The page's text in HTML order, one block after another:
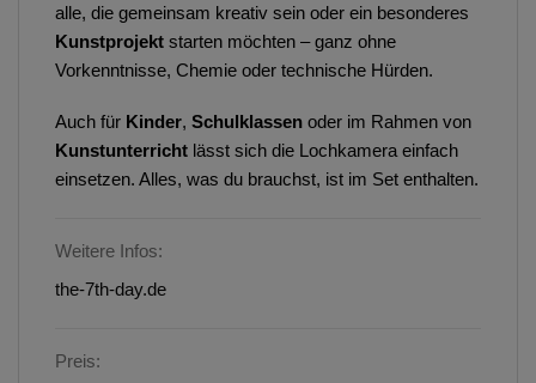
alle, die gemeinsam kreativ sein oder ein besonderes
Kunstprojekt starten möchten – ganz ohne
Vorkenntnisse, Chemie oder technische Hürden.
Auch für Kinder, Schulklassen oder im Rahmen von
Kunstunterricht lässt sich die Lochkamera einfach
einsetzen. Alles, was du brauchst, ist im Set enthalten.
Weitere Infos:
the-7th-day.de
Preis: